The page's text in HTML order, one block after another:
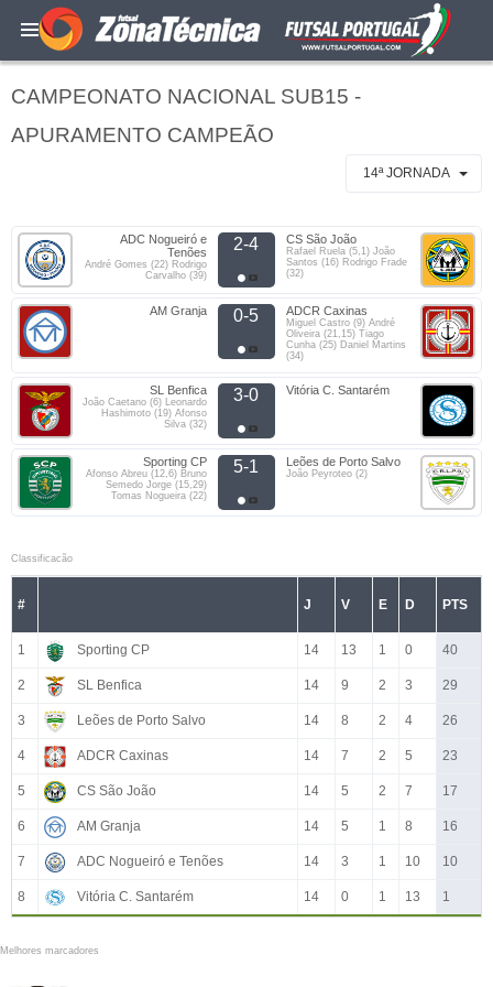
CAMPEONATO NACIONAL SUB15 -
APURAMENTO CAMPEÃO
14ª JORNADA
ADC Nogueiró e
Tenões
André Gomes (22) Rodrigo
Carvalho (39)
2-4 CS São João
Rafael Ruela (5,1) João
Santos (16) Rodrigo Frade
(32)
AM Granja 0-5 ADCR Caxinas
Miguel Castro (9) André
Oliveira (21,15) Tiago
Cunha (25) Daniel Martins
(34)
SL Benfica
João Caetano (6) Leonardo
Hashimoto (19) Afonso
Silva (32)
3-0 Vitória C. Santarém
Sporting CP
Afonso Abreu (12,6) Bruno
Semedo Jorge (15,29)
Tomas Nogueira (22)
5-1 Leões de Porto Salvo
João Peyroteo (2)
Classificacão
# J V E D PTS
1 Sporting CP 14 13 1 0 40
2 SL Benfica 14 9 2 3 29
3 Leões de Porto Salvo 14 8 2 4 26
4 ADCR Caxinas 14 7 2 5 23
5 CS São João 14 5 2 7 17
6 AM Granja 14 5 1 8 16
7 ADC Nogueiró e Tenões 14 3 1 10 10
8 Vitória C. Santarém 14 0 1 13 1
Melhores marcadores